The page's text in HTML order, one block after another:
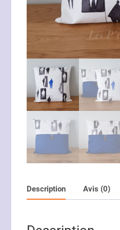
Description Avis (0)